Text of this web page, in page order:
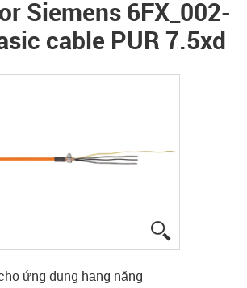
Siemens 6FX_002-
cable PUR 7.5xd
ứng dụng hạng nặng